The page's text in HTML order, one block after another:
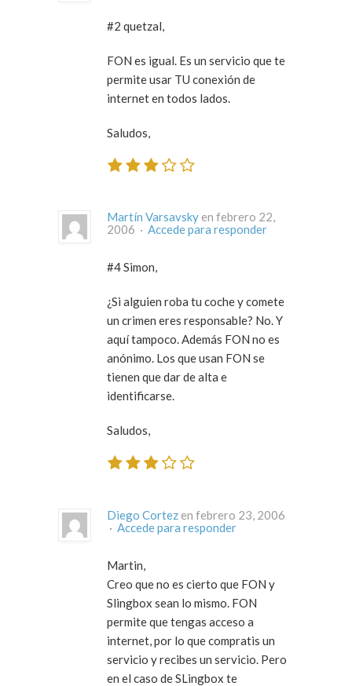
#2 quetzal,
FON es igual. Es un servicio que te
permite usar TU conexión de
internet en todos lados.
Saludos,
Martín Varsavsky en febrero 22,
2006 · Accede para responder
#4 Simon,
¿Si alguien roba tu coche y comete
un crimen eres responsable? No. Y
aquí tampoco. Además FON no es
anónimo. Los que usan FON se
tienen que dar de alta e
identificarse.
Saludos,
Diego Cortez en febrero 23, 2006
· Accede para responder
Martin,
Creo que no es cierto que FON y
Slingbox sean lo mismo. FON
permite que tengas acceso a
internet, por lo que compratis un
servicio y recibes un servicio. Pero
en el caso de SLingbox te